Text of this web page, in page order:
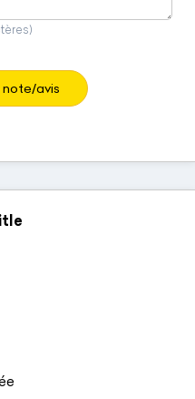
note/avis